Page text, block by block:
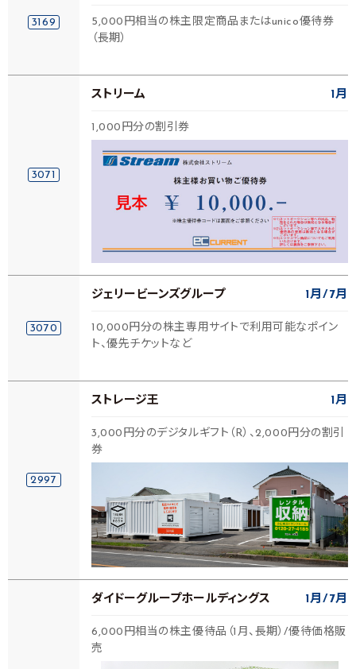
3169
5,000円相当の株主限定商品またはunico優待券
（長期）
3071
ストリーム 1月
1,000円分の割引券
3070
ジェリービーンズグループ 1月 7月
10,000円分の株主専用サイトで利用可能なポイン
ト、優先チケットなど
2997
ストレージ王 1月
3,000円分のデジタルギフト（R）、2,000円分の割引
券
ダイドーグループホールディングス 1月 7月
6,000円相当の株主優待品（1月、長期）/優待価格販
売